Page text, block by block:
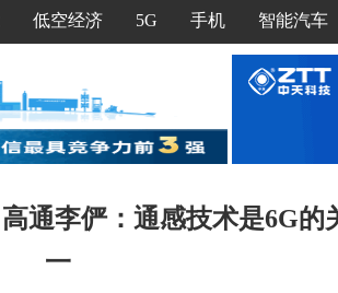
低空经济 5G 手机 智能汽车
通李俨：通感技术是6G的
一